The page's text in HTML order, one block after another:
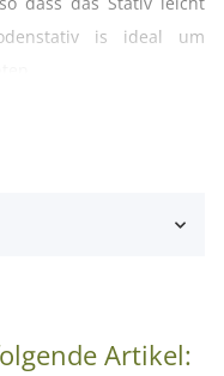
is ideal um
hoher Standfestigkeit
Artikel: